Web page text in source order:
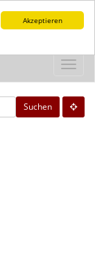
Akzeptieren
Suchen